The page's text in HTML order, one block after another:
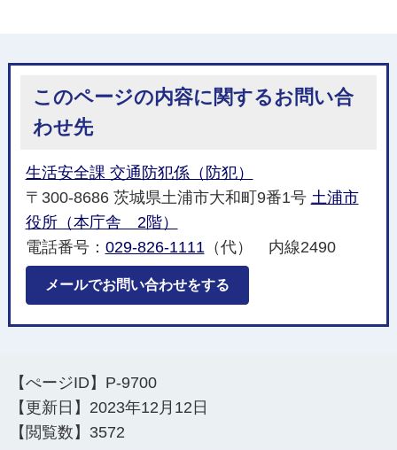
このページの内容に関するお問い合
わせ先
生活安全課 交通防犯係（防犯）
〒300-8686 茨城県土浦市大和町9番1号 土浦市
役所（本庁舎 2階）
電話番号： 029-826-1111 （代） 内線2490
メールでお問い合わせをする
【ぺージID】 P-9700
【更新日】 2023年12月12日
【閲覧数】 3572